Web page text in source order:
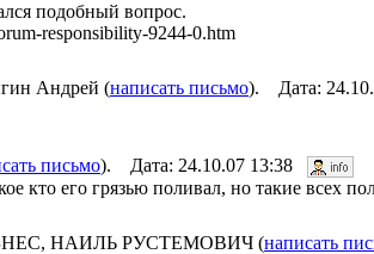
подобный вопрос.
responsibility-9244-0.htm
Андрей (написать письмо). Дата:
письмо). Дата: 24.10.07 13:38
кто его грязью поливал, но такие всех
НАИЛЬ РУСТЕМОВИЧ (написать